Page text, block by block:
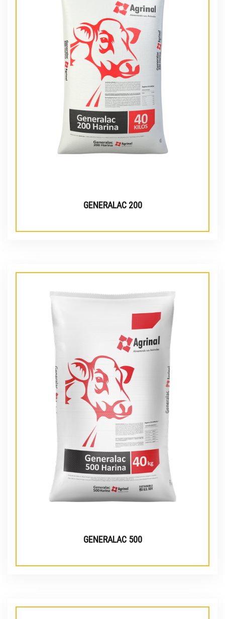
GENERALAC 200
GENERALAC 500